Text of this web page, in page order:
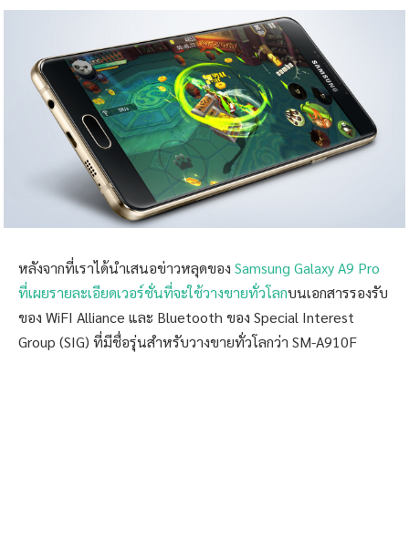
หลังจากที่เราได้นำเสนอข่าวหลุดของ Samsung Galaxy A9 Pro
ที่เผยรายละเอียดเวอร์ชั่นที่จะใช้วางขายทั่วโลกบนเอกสารรองรับ
ของ WiFI Alliance และ Bluetooth ของ Special Interest
Group (SIG) ที่มีชื่อรุ่นสำหรับวางขายทั่วโลกว่า SM-A910F